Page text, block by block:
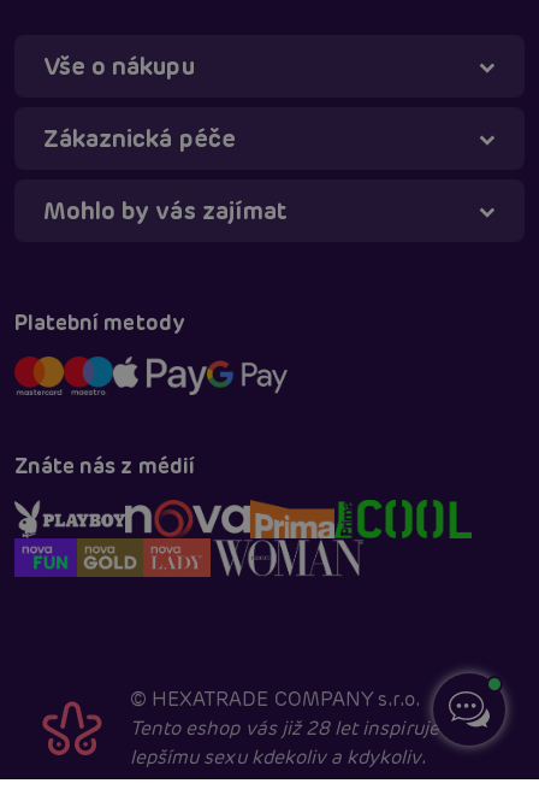
Vše o nákupu
Zákaznická péče
Mohlo by vás zajímat
Platební metody
Znáte nás z médií
© HEXATRADE COMPANY s.r.o.
Tento eshop vás již 28 let inspiruje k
lepšímu sexu kdekoliv a kdykoliv.
Táňa - virtuální asistentka